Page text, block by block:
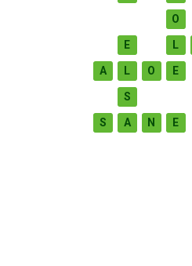
O
E L
A L O E
S
S A N E